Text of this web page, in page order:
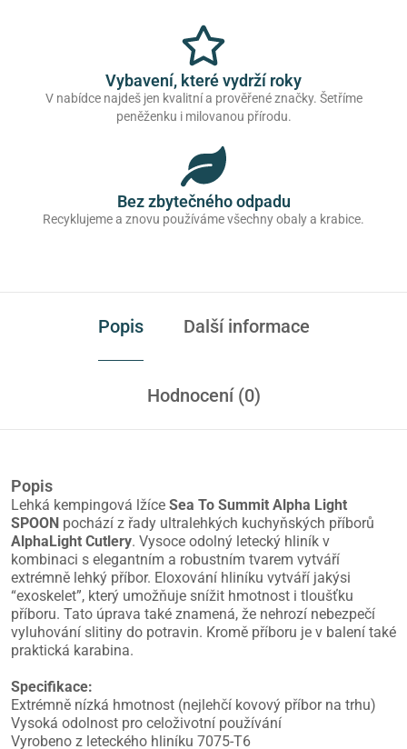
Vybavení, které vydrží roky
V nabídce najdeš jen kvalitní a prověřené značky. Šetříme
peněženku i milovanou přírodu.
Bez zbytečného odpadu
Recyklujeme a znovu používáme všechny obaly a krabice.
Popis Další informace
Hodnocení (0)
Popis
Lehká kempingová lžíce Sea To Summit Alpha Light
SPOON pochází z řady ultralehkých kuchyňských příborů
AlphaLight Cutlery. Vysoce odolný letecký hliník v
kombinaci s elegantním a robustním tvarem vytváří
extrémně lehký příbor. Eloxování hliníku vytváří jakýsi
“exoskelet”, který umožňuje snížit hmotnost i tloušťku
příboru. Tato úprava také znamená, že nehrozí nebezpečí
vyluhování slitiny do potravin. Kromě příboru je v balení také
praktická karabina.
Specifikace:
Extrémně nízká hmotnost (nejlehčí kovový příbor na trhu)
Vysoká odolnost pro celoživotní používání
Vyrobeno z leteckého hliníku 7075-T6